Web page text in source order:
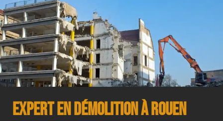
Expert en démolition à Rouen